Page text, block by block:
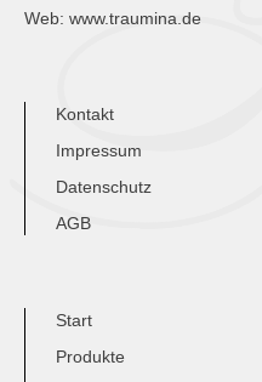
Web: www.traumina.de
Kontakt
Impressum
Datenschutz
AGB
Start
Produkte